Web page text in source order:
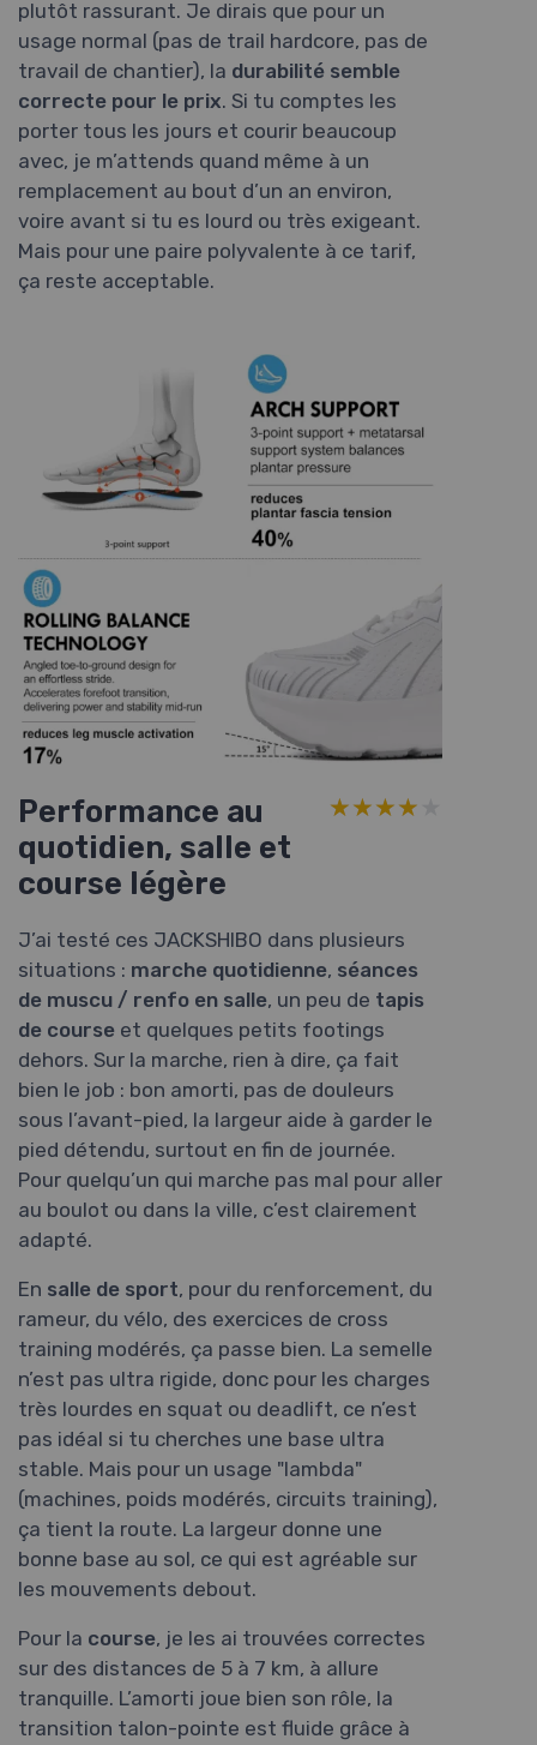
plutôt rassurant. Je dirais que pour un
usage normal (pas de trail hardcore, pas de
travail de chantier), la durabilité semble
correcte pour le prix. Si tu comptes les
porter tous les jours et courir beaucoup
avec, je m’attends quand même à un
remplacement au bout d’un an environ,
voire avant si tu es lourd ou très exigeant.
Mais pour une paire polyvalente à ce tarif,
ça reste acceptable.
Performance au
quotidien, salle et
course légère
★★★★★
★★★★★
J’ai testé ces JACKSHIBO dans plusieurs
situations : marche quotidienne, séances
de muscu / renfo en salle, un peu de tapis
de course et quelques petits footings
dehors. Sur la marche, rien à dire, ça fait
bien le job : bon amorti, pas de douleurs
sous l’avant-pied, la largeur aide à garder le
pied détendu, surtout en fin de journée.
Pour quelqu’un qui marche pas mal pour aller
au boulot ou dans la ville, c’est clairement
adapté.
En salle de sport, pour du renforcement, du
rameur, du vélo, des exercices de cross
training modérés, ça passe bien. La semelle
n’est pas ultra rigide, donc pour les charges
très lourdes en squat ou deadlift, ce n’est
pas idéal si tu cherches une base ultra
stable. Mais pour un usage "lambda"
(machines, poids modérés, circuits training),
ça tient la route. La largeur donne une
bonne base au sol, ce qui est agréable sur
les mouvements debout.
Pour la course, je les ai trouvées correctes
sur des distances de 5 à 7 km, à allure
tranquille. L’amorti joue bien son rôle, la
transition talon-pointe est fluide grâce à